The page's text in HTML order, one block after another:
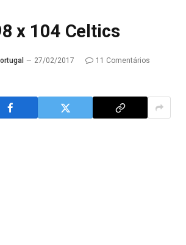
x 104 Celtics
27/02/2017
11 Comentários